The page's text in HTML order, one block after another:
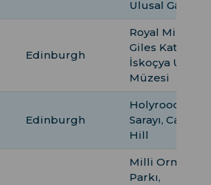
Ulusal Galerisi
Edinburgh
Royal Mile, St.
Giles Katedrali,
İskoçya Ulusal
Müzesi
Edinburgh
Sarayı, Calton
Hill
Milli Orman
Parkı,